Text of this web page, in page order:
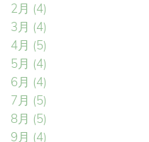
2月 (4)
3月 (4)
4月 (5)
5月 (4)
6月 (4)
7月 (5)
8月 (5)
9月 (4)